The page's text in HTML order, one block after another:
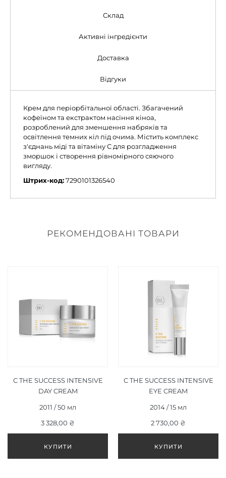
Склад
Активні інгредієнти
Доставка
Відгуки
Крем для періорбітальної області. Збагачений
кофеїном та екстрактом насіння кіноа,
розроблений для зменшення набряків та
освітлення темних кіл під очима. Містить комплекс
з'єднань міді та вітаміну С для розгладження
зморшок і створення рівномірного сяючого
вигляду.
Штрих-код:7290101326540
РЕКОМЕНДОВАНІ ТОВАРИ
C THE SUCCESS INTENSIVE
DAY CREAM
КРЕМ) 50 МЛ
2011 / 50 мл
3 328,00 ₴
C THE SUCCESS INTENSIVE
EYE CREAM
ДЛЯ ПОВІК) 15 МЛ
2014 / 15 мл
2 730,00 ₴